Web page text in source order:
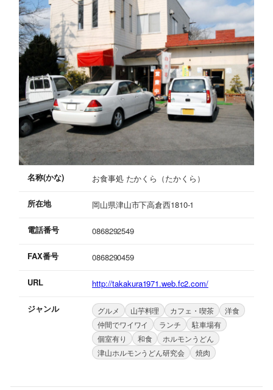
名称(かな) お食事処 たかくら（たかくら）
所在地 岡山県津山市下高倉西1810-1
電話番号 0868292549
FAX番号 0868290459
URL http://takakura1971.web.fc2.com/
ジャンル グルメ 山芋料理 カフェ・喫茶
洋食
仲間でワイワイ
ランチ
駐車場有
個室有り
和食
ホルモンうどん
津山ホルモンうどん研究会
焼肉